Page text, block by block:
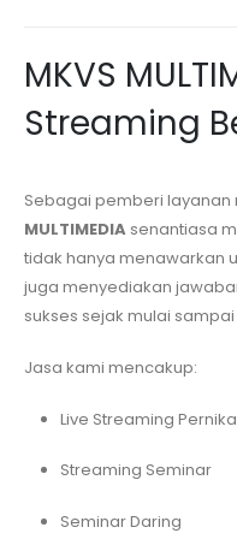
MKVS
Streaming
Sebagai pemberi layanan
MULTIMEDIA senantiasa
tidak hanya menawarkan
juga menyediakan
sukses sejak mulai
Jasa kami mencakup:
Live Streaming
Streaming Seminar
Seminar Daring